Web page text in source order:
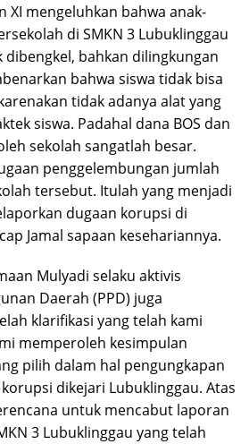
XI mengeluhkan bahwa anak-
di SMKN 3 Lubuklinggau
bahkan dilingkungan
bahwa siswa tidak bisa
tidak adanya alat yang
siswa. Padahal dana BOS dan
sekolah sangatlah besar.
penggelembungan jumlah
tersebut. Itulah yang menjadi
dugaan korupsi di
Jamal sapaan kesehariannya.
Mulyadi selaku aktivis
Daerah (PPD) juga
klarifikasi yang telah kami
memperoleh kesimpulan
pilih dalam hal pengungkapan
dikejari Lubuklinggau. Atas
untuk mencabut laporan
3 Lubuklinggau yang telah